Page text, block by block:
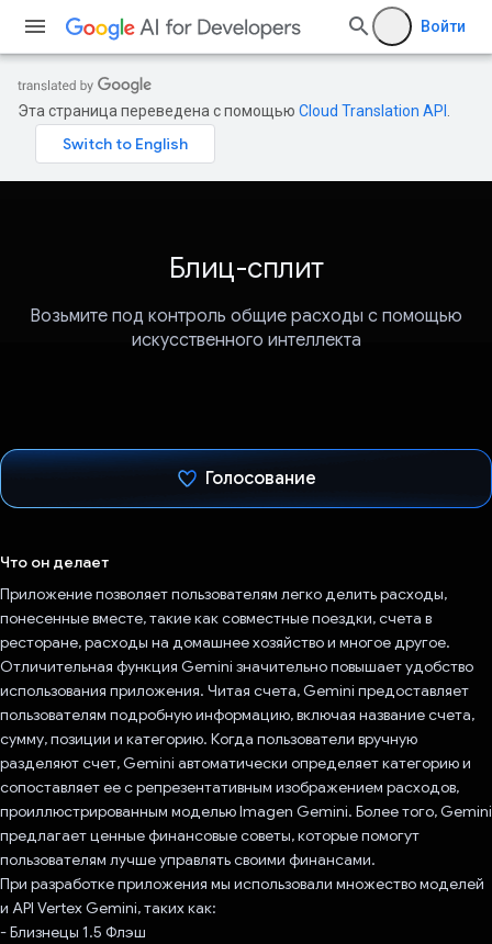
Войти
Эта страница переведена с помощью Cloud Translation API
Блиц-сплит
Возьмите под контроль общие расходы с помощью
искусственного интеллекта
Голосование
Что он делает
Приложение позволяет пользователям легко делить расходы,
понесенные вместе, такие как совместные поездки, счета в
ресторане, расходы на домашнее хозяйство и многое другое.
Отличительная функция Gemini значительно повышает удобство
использования приложения. Читая счета, Gemini предоставляет
пользователям подробную информацию, включая название счета,
сумму, позиции и категорию. Когда пользователи вручную
разделяют счет, Gemini автоматически определяет категорию и
сопоставляет ее с репрезентативным изображением расходов,
проиллюстрированным моделью Imagen Gemini. Более того, Gemini
предлагает ценные финансовые советы, которые помогут
пользователям лучше управлять своими финансами.
При разработке приложения мы использовали множество моделей
и API Vertex Gemini, таких как:
- Близнецы 1.5 Флэш